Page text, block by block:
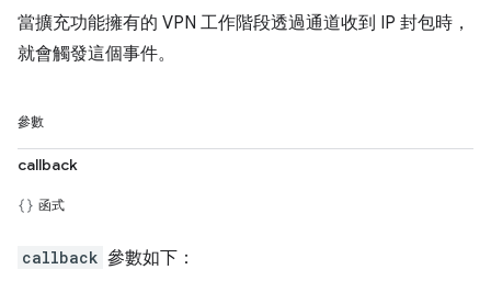
當擴充功能擁有的 VPN 工作階段透過通道收到 IP 封包時，
就會觸發這個事件。
參數
callback
函式
callback 參數如下：